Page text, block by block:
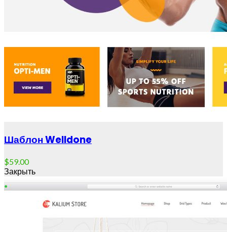
Шаблон Welldone
$59.00
Закрыть